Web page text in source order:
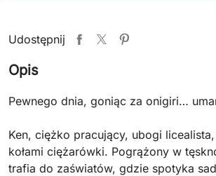
Udostępnij
Opis
Pewnego dnia, goniąc za onigiri…
Ken, ciężko pracujący, ubogi
kołami ciężarówki. Pogrążony w
trafia do zaświatów, gdzie spotyka